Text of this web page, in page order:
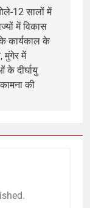
12 सालों में
में विकास
कार्यकाल के
मुंगेर में
के दीर्घायु
की